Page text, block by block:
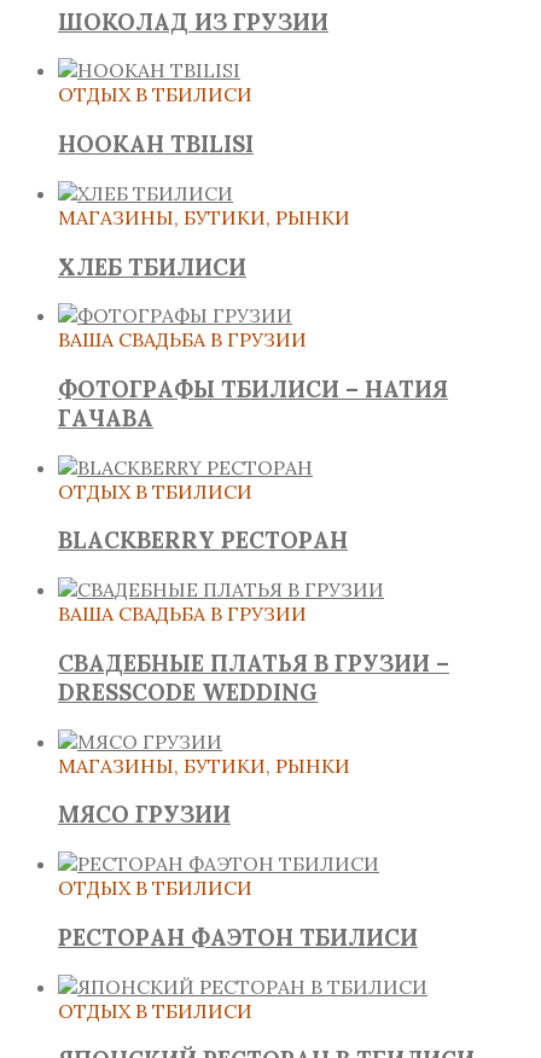
ШОКОЛАД ИЗ ГРУЗИИ
ОТДЫХ В ТБИЛИСИ
HOOKAH TBILISI
МАГАЗИНЫ, БУТИКИ, РЫНКИ
ХЛЕБ ТБИЛИСИ
ВАША СВАДЬБА В ГРУЗИИ
ФОТОГРАФЫ ТБИЛИСИ – НАТИЯ
ГАЧАВА
ОТДЫХ В ТБИЛИСИ
BLACKBERRY РЕСТОРАН
ВАША СВАДЬБА В ГРУЗИИ
СВАДЕБНЫЕ ПЛАТЬЯ В ГРУЗИИ –
DRESSCODE WEDDING
МАГАЗИНЫ, БУТИКИ, РЫНКИ
МЯСО ГРУЗИИ
ОТДЫХ В ТБИЛИСИ
РЕСТОРАН ФАЭТОН ТБИЛИСИ
ОТДЫХ В ТБИЛИСИ